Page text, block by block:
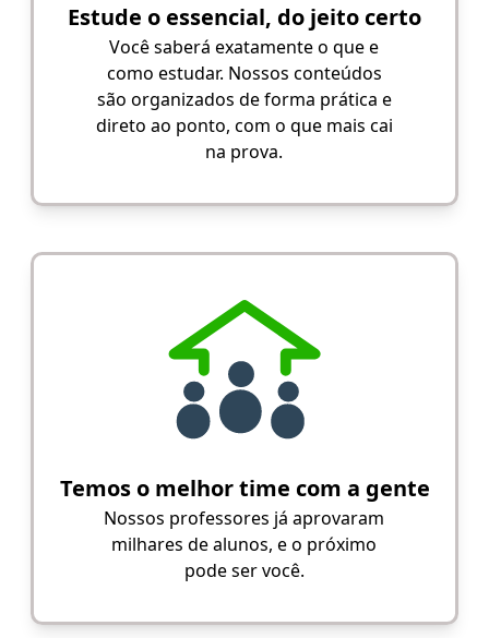
Estude o essencial, do jeito certo
Você saberá exatamente o que e
como estudar. Nossos conteúdos
são organizados de forma prática e
direto ao ponto, com o que mais cai
na prova.
Temos o melhor time com a gente
Nossos professores já aprovaram
milhares de alunos, e o próximo
pode ser você.